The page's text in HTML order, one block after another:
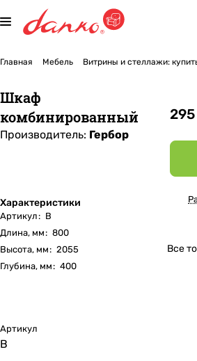
Главная Мебель Витрины и стеллажи:
Шкаф
комбинированный
Производитель: Гербор
Характеристики
Артикул: B
Длина, мм: 800
Высота, мм: 2055
Глубина, мм: 400
Все
Артикул
B